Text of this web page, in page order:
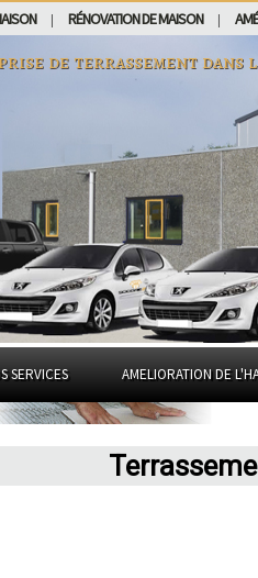
RÉNOVATION DE MAISON
de terrassement dans
SERVICES AMELIORATION DE